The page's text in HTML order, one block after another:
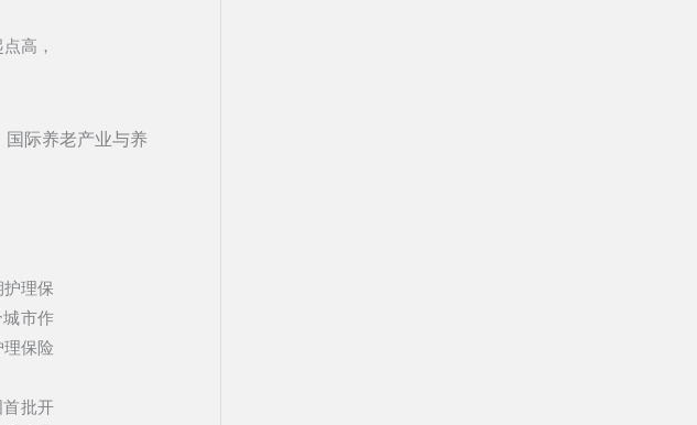
高，
理保
市作
保险
批开